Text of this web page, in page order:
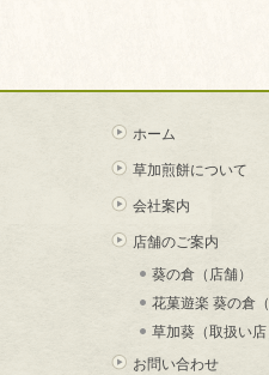
ホーム
草加煎餅について
会社案内
店舗のご案内
葵の倉（店舗）
花菓遊楽 葵の倉
草加葵（取扱い
お問い合わせ